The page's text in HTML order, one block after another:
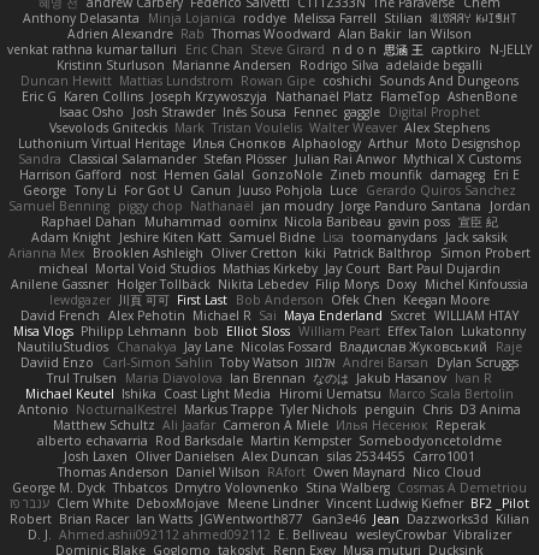
Anthony Delasanta
Minja Lojanica roddye Melissa Farrell Stilian ꌃ꒒ꀎꋪꋪꌩ ꀘꈤꀤꁅꃅ꓄
Adrien Alexandre Rab Thomas Woodward Alan Bakir Ian Wilson
venkat rathna kumar talluri
Eric Chan Steve Girard n d o n 思涵 王 captkiro
N-JELLY
Kristinn Sturluson Marianne Andersen Rodrigo Silva adelaide begalli
Duncan Hewitt Mattias Lundstrom Rowan Gipe coshichi Sounds And Dungeons
Eric G Karen Collins Joseph Krzywoszyja Nathanaël Platz FlameTop AshenBone
Isaac Osho
Josh Strawder Inês Sousa Fennec gaggle Digital Prophet
Vsevolods Gniteckis Mark Tristan Voulelis Walter Weaver Alex Stephens
Luthonium Virtual Heritage Илья Снопков Alphaology Arthur Moto Designshop
Sandra Classical Salamander Stefan Plösser Julian Rai Anwor Mythical X Customs
Harrison Gafford
nost Hemen Galal GonzoNole Zineb mounfik damageg Eri E
George Tony Li For Got U Canun Juuso Pohjola Luce Gerardo Quiros Sanchez
Samuel Benning piggy chop Nathanaël jan moudry Jorge Panduro Santana
Jordan
Raphael Dahan
Muhammad oominx Nicola Baribeau gavin poss 宣臣 紀
Adam Knight Jeshire Kiten Katt Samuel Bidne Lisa toomanydans Jack saksik
Arianna Mex Brooklen Ashleigh Oliver Cretton kiki Patrick Balthrop
Simon Probert
micheal Mortal Void Studios Mathias Kirkeby Jay Court Bart Paul Dujardin
Anilene Gassner Holger Tollbäck Nikita Lebedev Filip Morys Doxy Michel Kinfoussia
lewdgazer 川頁 可可 First Last Bob Anderson Ofek Chen Keegan Moore
David French Alex Pehotin Michael R Sai Maya Enderland Sxcret WILLIAM HTAY
Misa Vlogs Philipp Lehmann bob Elliot Sloss William Peart Effex Talon Lukatonny
NautiluStudios Chanakya Jay Lane Nicolas Fossard Владислав Жуковський
Raje
Daviid Enzo
Carl-Simon Sahlin Toby Watson אלמוג Andrei Barsan
Dylan Scruggs
Trul Trulsen
Maria Diavolova Ian Brennan なのは Jakub Hasanov Ivan R
Michael Keutel Ishika Coast Light Media Hiromi Uematsu Marco Scala Bertolin
Antonio NocturnalKestrel Markus Trappe Tyler Nichols penguin Chris D3 Anima
Matthew Schultz Ali Jaafar Cameron A Miele Илья Несенюк Reperak
alberto echavarria Rod Barksdale Martin Kempster Somebodyoncetoldme
Josh Laxen Oliver Danielsen Alex Duncan silas 2534455 Carro1001
Thomas Anderson Daniel Wilson RAfort Owen Maynard Nico Cloud
George M. Dyck Thbatcos Dmytro Volovnenko Stina Walberg Cosmas A Demetriou
ענבר פז Clem White DeboxMojave Meene Lindner Vincent Ludwig Kiefner BF2 _Pilot
Robert Brian Racer Ian Watts JGWentworth877 Gan3e46 Jean Dazzworks3d Kilian
D. J. Ahmed.ashii092112 ahmed092112 E. Belliveau wesleyCrowbar Vibralizer
Dominic Blake Goglomo takoslvt Renn Exev Musa muturi Ducksink